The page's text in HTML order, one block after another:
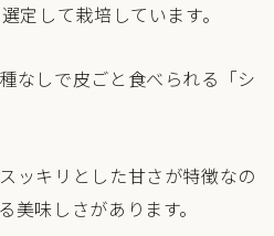
定して栽培しています。
なしで皮ごと食べられる「シ
ッキリとした甘さが特徴なの
美味しさがあります。